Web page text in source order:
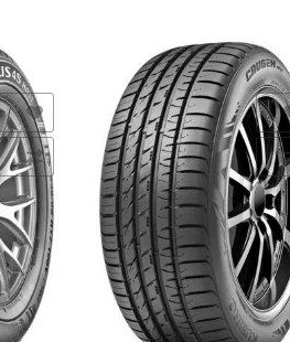
Comparar
Añadir a la lista de deseos